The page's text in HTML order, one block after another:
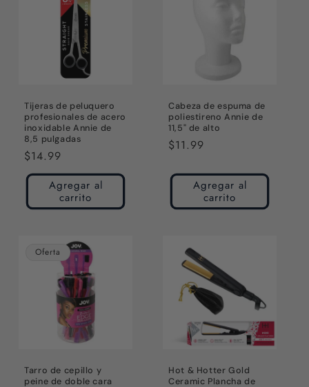
Tijeras de peluquero
profesionales de acero
inoxidable Annie de
8,5 pulgadas
Precio
habitual
$14.99
Agregar al
carrito
Cabeza de espuma de
poliestireno Annie de
11,5" de alto
Precio
$11.99
Agregar al
carrito
Oferta
Tarro de cepillo y
peine de doble cara
Hot & Hotter Gold
Ceramic Plancha de